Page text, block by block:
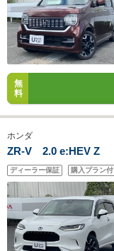
無
料
ホンダ
ZR-V 2.0 e:HEV Z
ディーラー保証 購入プラン付